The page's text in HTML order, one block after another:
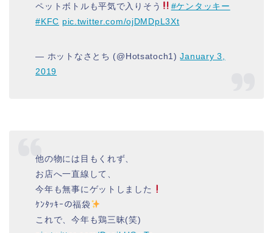
ペットボトルも平気で入りそう
#ケンタッキー
#KFC pic.twitter.com/ojDMDpL3Xt
— ホットなさとち (@Hotsatoch1)January 3,
2019
他の物には目もくれず、
お店へ一直線して、
今年も無事にゲットしました
ｹﾝﾀｯｷｰの福袋
これで、今年も鶏三昧(笑)